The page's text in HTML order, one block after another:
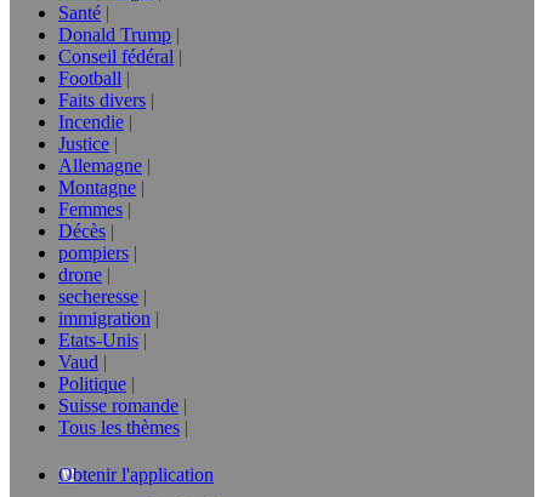
Santé
Donald Trump
Conseil fédéral
Football
Faits divers
Incendie
Justice
Allemagne
Montagne
Femmes
Décès
pompiers
drone
secheresse
immigration
Etats-Unis
Vaud
Politique
Suisse romande
Tous les thèmes
Obtenir l'application